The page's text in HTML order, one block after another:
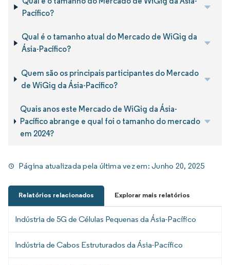
Pacífico?
Qual é o tamanho atual do Mercado de WiGig da
Ásia-Pacífico?
Quem são os principais participantes do Mercado
de WiGig da Ásia-Pacífico?
Quais anos este Mercado de WiGig da Ásia-
Pacífico abrange e qual foi o tamanho do mercado
em 2024?
Página atualizada pela última vez em:Junho 20, 2025
Relatórios relacionados Explorar mais relatórios
Indústria de 5G de Células Pequenas da Ásia-Pacífico
Indústria de Cabos Estruturados da Ásia-Pacífico